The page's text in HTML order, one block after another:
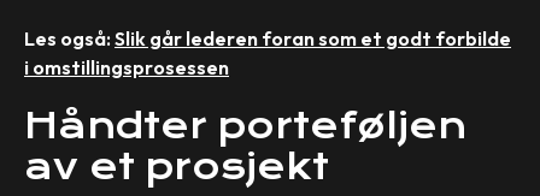
Les også:Slik går lederen foran som et godt forbilde
i omstillingsprosessen
Håndter porteføljen
av et prosjekt